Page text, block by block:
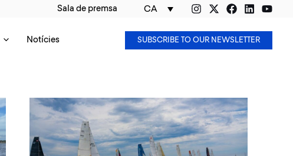
Sala de premsa CA
Notícies SUBSCRIBE TO OUR NEWSLETTER